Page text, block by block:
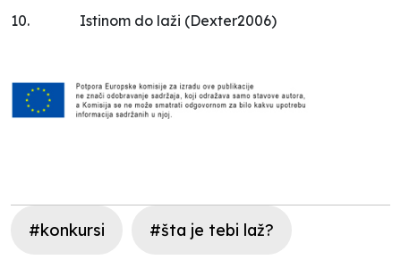
10.
Istinom do laži (Dexter2006)
#konkursi #šta je tebi laž?